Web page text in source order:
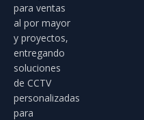
para ventas
al por mayor
y proyectos,
entregando
soluciones
de CCTV
personalizadas
para